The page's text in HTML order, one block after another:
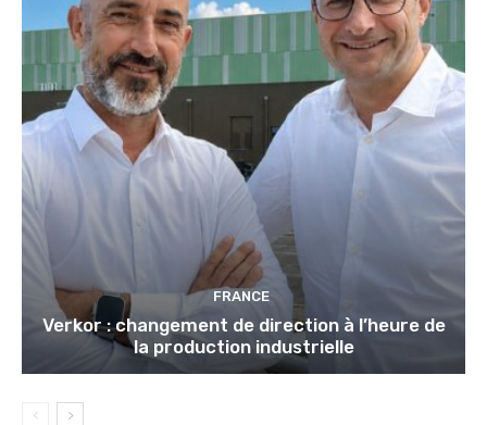
FRANCE
Verkor : changement de direction à l’heure de
la production industrielle